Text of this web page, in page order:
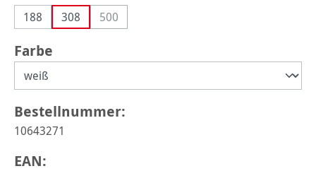
188 308 500(Diese Option ist zurzeit nicht verfügbar.)
Farbe
Bestellnummer:
10643271
EAN: